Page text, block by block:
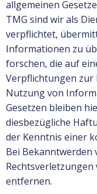
allgemeinen
TMG sind wir als
verpflichtet,
Informationen zu
forschen, die auf
Verpflichtungen
Nutzung von
Gesetzen bleiben
diesbezügliche
der Kenntnis einer
Bei Bekanntwerden
entfernen.